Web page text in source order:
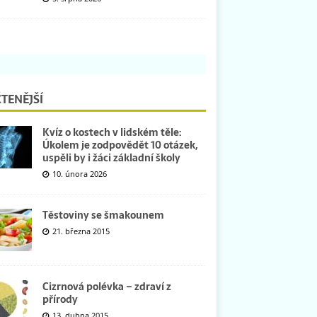
Kvíz o kostech v lidském těle:
Úkolem je zodpovědět 10 otázek,
uspěli by i žáci základní školy
10. února 2026
Těstoviny se šmakounem
21. března 2015
Cizrnová polévka – zdraví z
přírody